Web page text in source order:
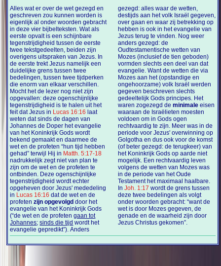
Alles wat er over de wet gezegd en
geschreven zou kunnen worden is
eigenlijk al onder woorden gebracht
in deze vier bijbelteksten. Wat als
eerste opvalt is een schijnbare
tegenstrijdigheid tussen de eerste
twee tekstgedeelten, beiden zijn
overigens uitspraken van Jezus. In
de eerste trekt Jezus namelijk een
duidelijke grens tussen twee
bedelingen, tussen twee tijdperken
die enorm van elkaar verschillen.
Mocht het de lezer nog niet zijn
opgevallen: deze ogenschijnlijke
tegenstrijdigheid is te halen uit het
feit dat Jezus in Lucas 16:16 laat
weten dat sinds de dagen van
Johannes de Doper het evangelie
van het Koninkrijk Gods wordt
bekend gemaakt en daarmee de
wet en de profeten “hun tijd hebben
gehad” terwijl Hij in Matth. 5:17-18
nadrukkelijk zegt niet van plan te
zijn om de wet en de profeten te
ontbinden. Deze ogenschijnlijke
tegenstrijdigheid wordt echter
opgeheven door Jezus' mededeling
in Lucas 16:16 dat de wet en de
profetenzijn opgevolgd door het
evangelie van het Koninkrijk Gods
(“de wet en de profetengaan tot
Johannes;sinds die tijd wordt het
evangelie gepredikt”). Anders
gezegd: alles waar de wetten,
destijds aan het volk Israël gegeven,
over gaan en waar zij betrekking op
hebben is ook in het evangelie van
Jezus terug te vinden. Nog weer
anders gezegd: de
Oudtestamentische wetten van
Mozes (inclusief de tien geboden)
vormden slechts een deel van dat
evangelie. Want de wetten die via
Mozes aan het (opstandige en
ongehoorzame) volk Israël werden
gegeven beschreven slechts
gedeeltelijk Gods principes. Het
waren zogezegd de minimaleeisen
waaraan de Israëlieten moesten
voldoen om in Gods ogen
rechtvaardig te zijn. Meer was in de
periode voor Jezus' overwinning op
Golgotha en dus ook voor de komst
(of beter gezegd: de terugkeer) van
het Koninkrijk Gods op aarde niet
mogelijk. Een rechtvaardig leven
volgens de wetten van Mozes was
in de periode van het Oude
Testament het maximaal haalbare.
In Joh. 1:17 wordt de grens tussen
deze twee bedelingen als volgt
onder woorden gebracht: “want de
wet is door Mozes gegeven, de
genade en de waarheid zijn door
Jezus Christus gekomen”.